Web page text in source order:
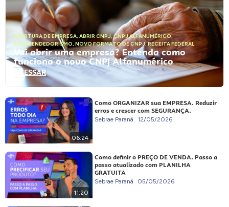
ABERTURA DE EMPRESA, ABRIR CNPJ,CNPJ ALFANUMÉRICO,
EMPREENDEDORISMO, NOVO FORMATO DE CNPJ,RECEITA FEDERAL
Vai abrir uma empresa? Entenda como
funciona o novo CNPJ Alfanumérico
ACESSAR
06:24
Como ORGANIZAR sua EMPRESA. Reduzir
erros e crescer com SEGURANÇA.
Sebrae Paraná 12/05/2026
11:20
Como definir o PREÇO DE VENDA. Passo a
passo atualizado com PLANILHA
GRATUITA
Sebrae Paraná 05/05/2026